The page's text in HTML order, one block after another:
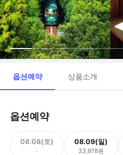
옵션예약 상품소개
옵션예약
08.08(토)
-
08.09(일)
33,978원